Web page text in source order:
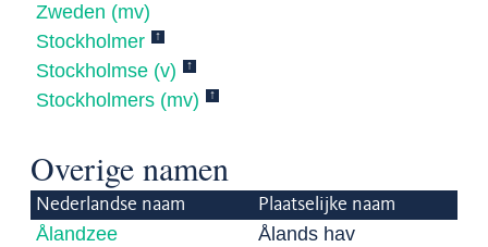
Zweden (mv)
Stockholmer
↑
Stockholmse (v) ↑
Stockholmers (mv) ↑
Overige namen
Nederlandse naam Plaatselijke naam
Ålandzee
Ålands hav